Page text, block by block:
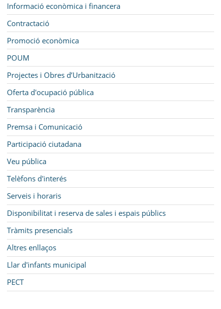
Informació econòmica i financera
Contractació
Promoció econòmica
POUM
Projectes i Obres d’Urbanització
Oferta d'ocupació pública
Transparència
Premsa i Comunicació
Participació ciutadana
Veu pública
Telèfons d'interés
Serveis i horaris
Disponibilitat i reserva de sales i espais públics
Tràmits presencials
Altres enllaços
Llar d'infants municipal
PECT